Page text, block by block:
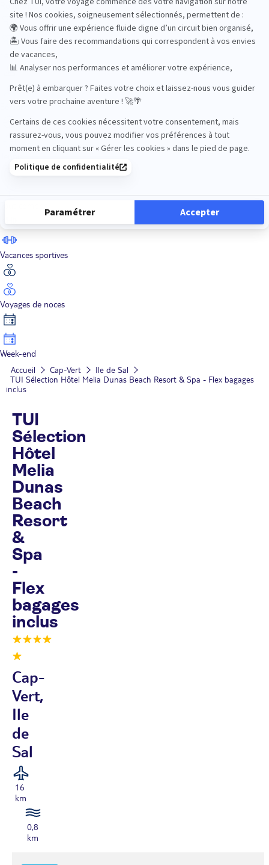
Road Trips
Safari
Sénior
Vacances sportives
Voyages de noces
Week-end
Accueil Cap-Vert
Ile de Sal
TUI Sélection Hôtel Melia Dunas Beach Resort & Spa - Flex bagages
inclus
TUI
Sélection
Hôtel
Melia
Dunas
Beach
Resort
&
Spa
-
Flex
bagages
inclus
Cap-
Vert,
Ile
de
Sal
16
km
0,8
km